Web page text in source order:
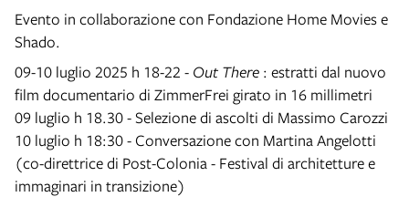
Evento in collaborazione con Fondazione Home Movies e
Shado.
09-10 luglio 2025 h 18-22 - Out There : estratti dal nuovo
film documentario di ZimmerFrei girato in 16 millimetri
09 luglio h 18.30 - Selezione di ascolti di Massimo Carozzi
10 luglio h 18:30 - Conversazione con Martina Angelotti
(co-direttrice di Post-Colonia - Festival di architetture e
immaginari in transizione)